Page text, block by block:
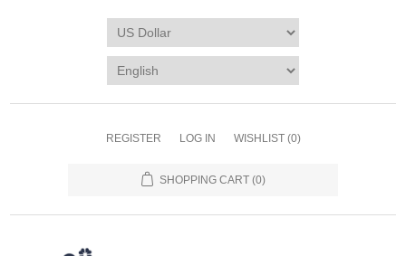
REGISTER LOG IN WISHLIST (0)
SHOPPING CART (0)